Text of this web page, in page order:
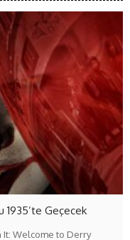
1935’te Geçecek
It: Welcome to Derry